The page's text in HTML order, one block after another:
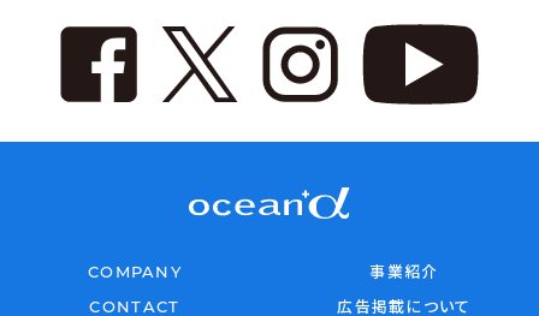
COMPANY
事業紹介
CONTACT
広告掲載について